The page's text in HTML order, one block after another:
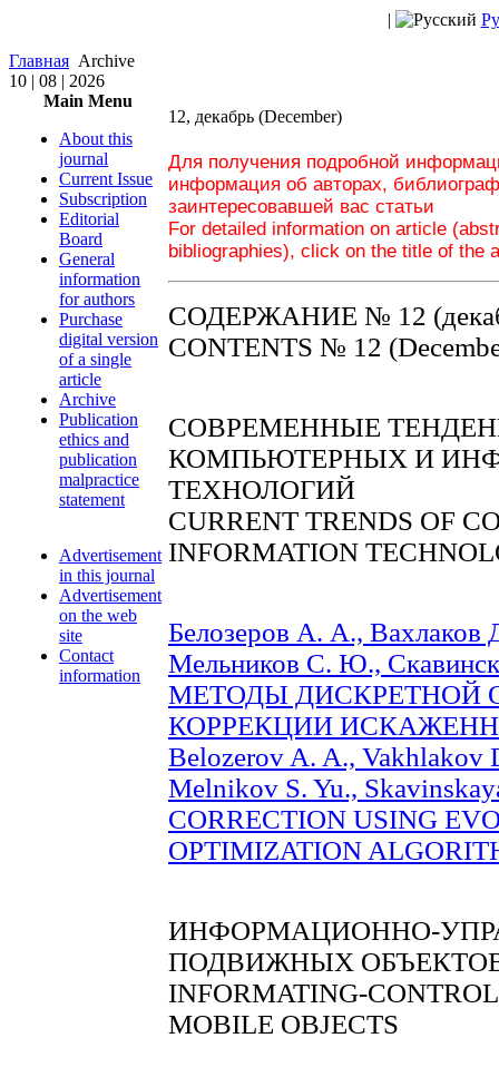
|
Главная Archive
10 | 08 | 2026
Main Menu
About this
journal
Current Issue
Subscription
Editorial
Board
General
information
for authors
Purchase
digital version
of a single
article
Archive
Publication
ethics and
publication
malpractice
statement
Advertisement
in this journal
Advertisement
on the web
site
Contact
information
12, декабрь (December)
Для получения подробной
информация об авторах,
заинтересовавшей вас статьи
For detailed information on article
bibliographies), click on the title of the
СОДЕРЖАНИЕ № 12
CONTENTS № 12
СОВРЕМЕННЫЕ
КОМПЬЮТЕРНЫХ И
ТЕХНОЛОГИЙ
CURRENT TRENDS OF
INFORMATION
Белозеров А. А.,
Мельников С. Ю.,
МЕТОДЫ ДИСКРЕТНОЙ
КОРРЕКЦИИ
Belozerov A. A., Vakhlakov
Melnikov S. Yu.,
CORRECTION USING
OPTIMIZATION
ИНФОРМАЦИОННО-
ПОДВИЖНЫХ
INFORMATING-
MOBILE OBJECTS